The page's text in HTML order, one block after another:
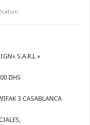
S.A.R.L »
DHS
3 CASABLANCA